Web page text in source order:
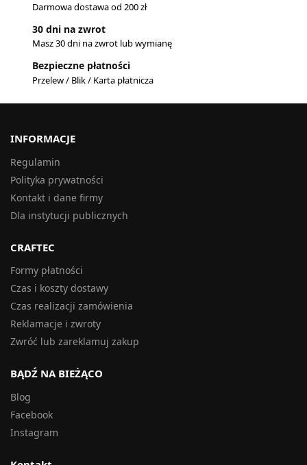
Darmowa dostawa od 200 zł
30 dni na zwrot
Masz 30 dni na zwrot lub wymianę
Bezpieczne płatności
Przelew / Blik / Karta płatnicza
INFORMACJE
Regulamin
Polityka prywatności
Kontakt i dane firmy
Dla instytucji publicznych
CRAFTEC
Formy płatności
Czas i koszty dostawy
Czas realizacji zamówienia
Reklamacje i zwroty
Zwróć lub zareklamuj zakup
BĄDŹ NA BIEŻĄCO
Blog
Facebook
Instagram